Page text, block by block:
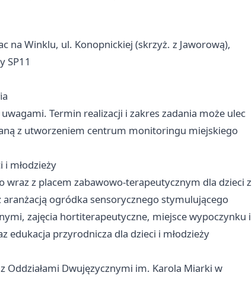
na Winklu, ul. Konopnickiej (skrzyż. z Jaworową),
SP11
Termin realizacji i zakres zadania może ulec
z utworzeniem centrum monitoringu miejskiego
młodzieży
z placem zabawowo-terapeutycznym dla dzieci z
aranżacją ogródka sensorycznego stymulującego
zajęcia hortiterapeutyczne, miejsce wypoczynku i
edukacja przyrodnicza dla dzieci i młodzieży
Oddziałami Dwujęzycznymi im. Karola Miarki w